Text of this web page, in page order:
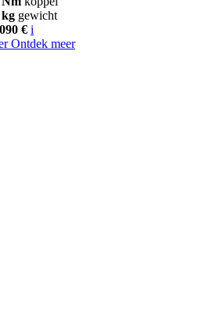
kg gewicht
€ i
Ontdek meer